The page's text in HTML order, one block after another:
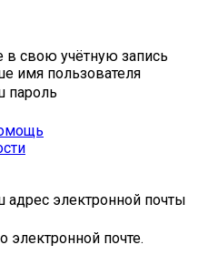
свою учётную запись
имя пользователя
пароль
адрес электронной почты
электронной почте.